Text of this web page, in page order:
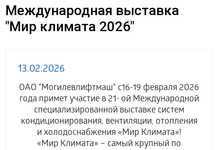
Международная выставка
"Мир климата 2026"
13.02.2026
ОАО "Могилевлифтмаш" с16-19 февраля 2026
года примет участие в 21- ой Международной
специализированной выставке систем
кондиционирования, вентиляции, отопления
и холодоснабжения «Мир Климата»!
«Мир Климата» – самый крупный по